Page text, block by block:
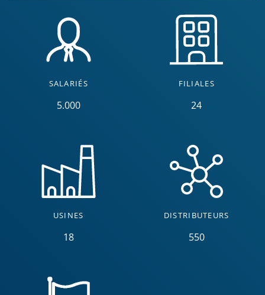
SALARIÉS
5.000
FILIALES
24
USINES
18
DISTRIBUTEURS
550